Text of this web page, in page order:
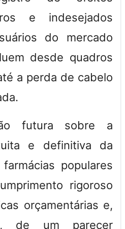
e indesejados
do mercado
desde quadros
a perda de cabelo
futura sobre a
e definitiva da
populares
rigoroso
orçamentárias e,
de um parecer